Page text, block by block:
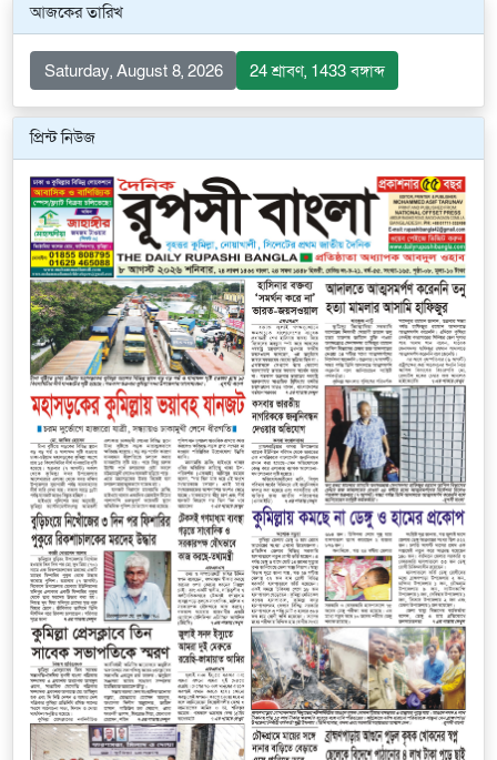
আজকের তারিখ
Saturday, August 8, 2026 24 শ্রাবণ, 1433 বঙ্গাব্দ
প্রিন্ট নিউজ